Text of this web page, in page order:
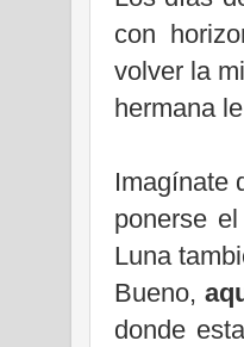
con
volver la
hermana
Imagínate
ponerse
Luna
Bueno,
donde